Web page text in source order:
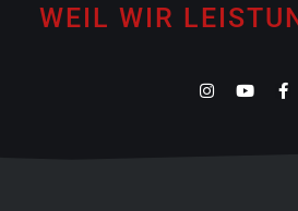
WEIL WIR